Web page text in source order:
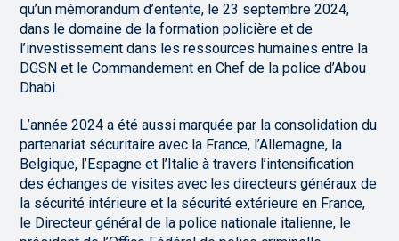
qu’un mémorandum d’entente, le 23 septembre 2024,
dans le domaine de la formation policière et de
l’investissement dans les ressources humaines entre la
DGSN et le Commandement en Chef de la police d’Abou
Dhabi.
L’année 2024 a été aussi marquée par la consolidation du
partenariat sécuritaire avec la France, l’Allemagne, la
Belgique, l’Espagne et l’Italie à travers l’intensification
des échanges de visites avec les directeurs généraux de
la sécurité intérieure et la sécurité extérieure en France,
le Directeur général de la police nationale italienne, le